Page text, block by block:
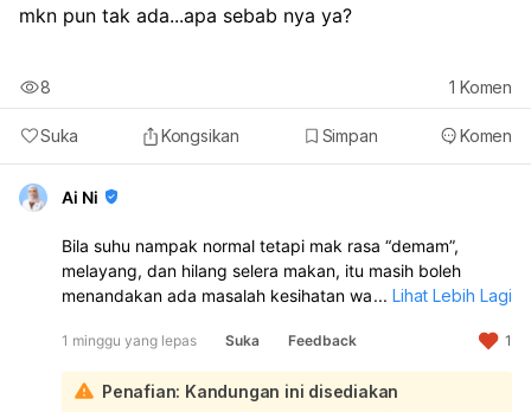
perut kembung atau keras
nampak lemah
atau masih tidak berak dan anda risau
Sebaiknya
bawa bayi berjumpa doktor untuk pemeriksaan.
mkn pun tak ada...apa sebab nya ya?
Suka Kongsikan Simpan Komen
8 1 Komen
Ai Ni
Bila suhu nampak normal tetapi mak rasa “demam”,
melayang, dan hilang selera makan, itu masih boleh
menandakan ada masalah kesihatan walaupun
rasa lemah, pening/melayang, dan kurang selera makan
boleh berlaku pada jangkitan awal, dehidrasi, gula darah
rendah, kesan ubat, atau masalah lain yang perlu
... Lihat Lebih Lagi
1 minggu yang lepas Suka Feedback 1
Penafian: Kandungan ini disediakan